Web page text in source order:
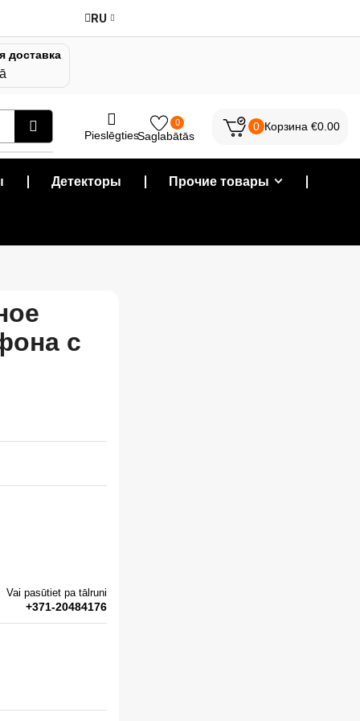
RU
доставка
Pieslēgties
0
Saglabātās
0 Корзина €0.00
Детекторы Прочие товары
с
Vai pasūtiet pa tālruni
+371-20484176